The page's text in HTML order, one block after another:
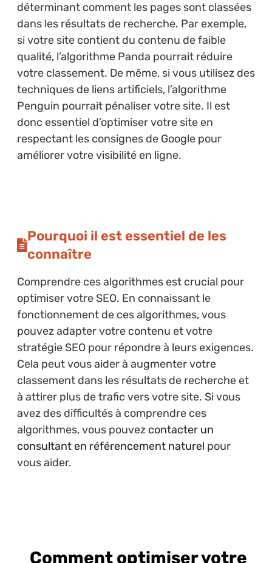
déterminant comment les pages sont classées
dans les résultats de recherche. Par exemple,
si votre site contient du contenu de faible
qualité, l’algorithme Panda pourrait réduire
votre classement. De même, si vous utilisez des
techniques de liens artificiels, l’algorithme
Penguin pourrait pénaliser votre site. Il est
donc essentiel d’optimiser votre site en
respectant les consignes de Google pour
améliorer votre visibilité en ligne.
Pourquoi il est essentiel de les
connaître
Comprendre ces algorithmes est crucial pour
optimiser votre SEO. En connaissant le
fonctionnement de ces algorithmes, vous
pouvez adapter votre contenu et votre
stratégie SEO pour répondre à leurs exigences.
Cela peut vous aider à augmenter votre
classement dans les résultats de recherche et
à attirer plus de trafic vers votre site. Si vous
avez des difficultés à comprendre ces
algorithmes, vous pouvez contacter un
consultant en référencement naturel pour
vous aider.
Comment optimiser votre